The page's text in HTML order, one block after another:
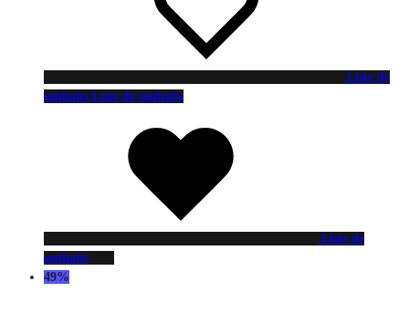
Liste de
souhaits Liste de souhaits
Liste de
souhaits
49%